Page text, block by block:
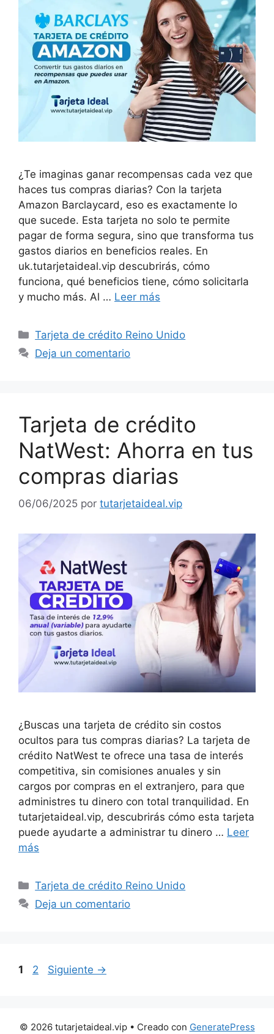
¿Te imaginas ganar recompensas cada vez que
haces tus compras diarias? Con la tarjeta
Amazon Barclaycard, eso es exactamente lo
que sucede. Esta tarjeta no solo te permite
pagar de forma segura, sino que transforma tus
gastos diarios en beneficios reales. En
uk.tutarjetaideal.vip descubrirás, cómo
funciona, qué beneficios tiene, cómo solicitarla
y mucho más. Al … Leer más
Categorías
Tarjeta de crédito Reino Unido
Deja un comentario
Tarjeta de crédito
NatWest: Ahorra en tus
compras diarias
06/06/2025 por tutarjetaideal.vip
¿Buscas una tarjeta de crédito sin costos
ocultos para tus compras diarias? La tarjeta de
crédito NatWest te ofrece una tasa de interés
competitiva, sin comisiones anuales y sin
cargos por compras en el extranjero, para que
administres tu dinero con total tranquilidad. En
tutarjetaideal.vip, descubrirás cómo esta tarjeta
puede ayudarte a administrar tu dinero … Leer
más
Categorías
Tarjeta de crédito Reino Unido
Deja un comentario
Página
1 Página
2 Siguiente →
© 2026 tutarjetaideal.vip• Creado con GeneratePress